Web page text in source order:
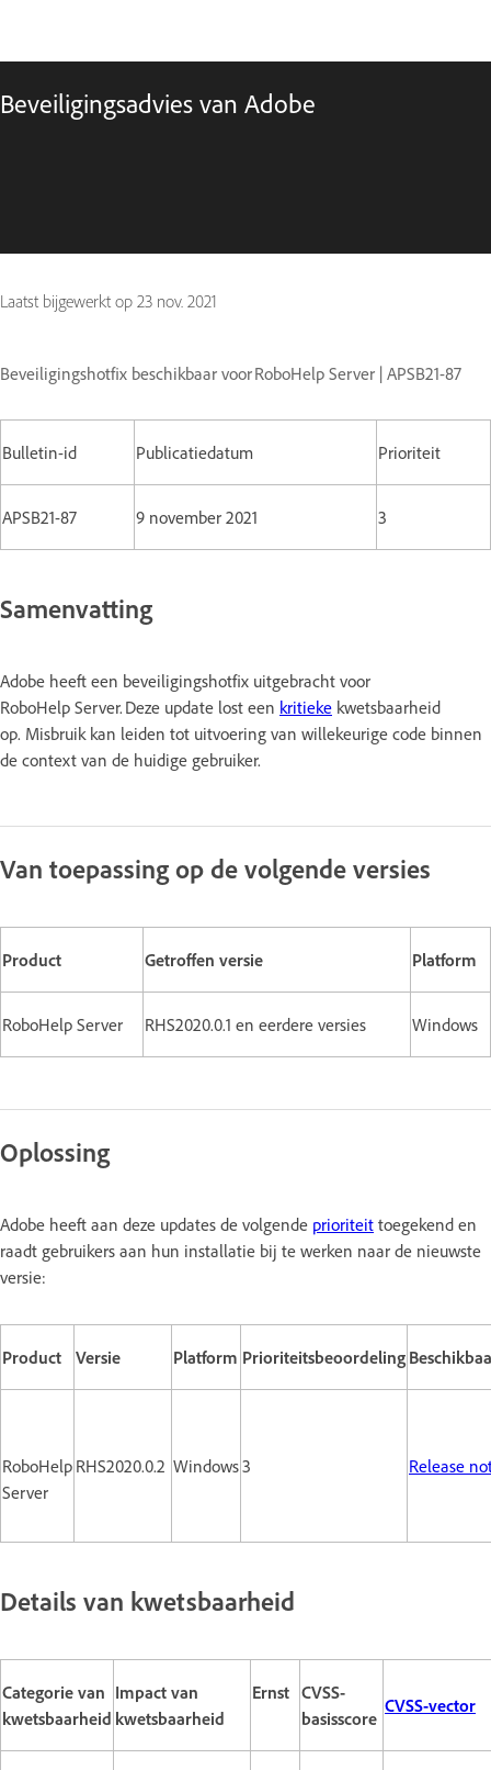
Beveiligingsadvies van Adobe
Laatst bijgewerkt op 23 nov. 2021
Beveiligingshotfix beschikbaar voor RoboHelp Server | APSB21-87
Bulletin-id Publicatiedatum Prioriteit
APSB21-87 9 november 2021 3
Samenvatting
Adobe heeft een beveiligingshotfix uitgebracht voor
RoboHelp Server. Deze update lost een kritieke kwetsbaarheid
op. Misbruik kan leiden tot uitvoering van willekeurige code binnen
de context van de huidige gebruiker.
Van toepassing op de volgende versies
Product Getroffen versie Platform
RoboHelp Server RHS2020.0.1 en eerdere versies Windows
Oplossing
Adobe heeft aan deze updates de volgende prioriteit toegekend en
raadt gebruikers aan hun installatie bij te werken naar de nieuwste
versie:
Product Versie Platform Prioriteitsbeoordeling
RoboHelp
Server
RHS2020.0.2 Windows3 Release
Details van kwetsbaarheid
Categorie van
kwetsbaarheid
Impact van
kwetsbaarheid
Ernst CVSS-
basisscore
CVSS-vector